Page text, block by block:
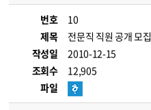
번호
10
제목
전문직 직원 공개 모집
작성일
2010-12-15
조회수
12,905
파일